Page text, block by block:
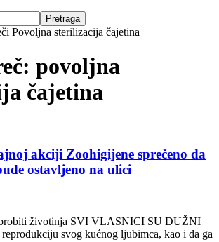
Povoljna sterilizacija čajetina
povoljna
čajetina
akciji Zoohigijene sprečeno da
ostavljeno na ulici
životinja SVI VLASNICI SU DUŽNI
svog kućnog ljubimca, kao i da ga